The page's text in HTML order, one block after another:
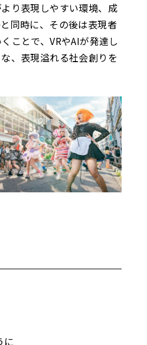
り表現しやすい環境、成
同時に、その後は表現者
ことで、VRやAIが発達し
、表現溢れる社会創りを
に